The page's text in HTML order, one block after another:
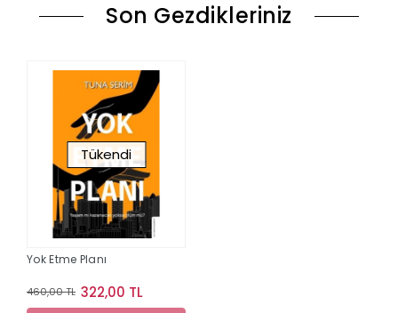
Son Gezdikleriniz
Tükendi
Yok Etme Planı
460,00 TL 322,00 TL